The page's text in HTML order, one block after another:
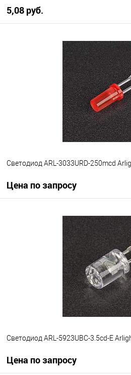
5,08 pуб.
В
Светодиод ARL-3033URD-250mcd
Цена по запросу
Светодиод ARL-5923UBC-3.5cd-E
Цена по запросу